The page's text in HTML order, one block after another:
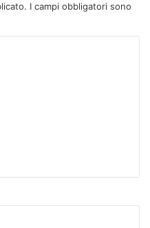
I campi obbligatori sono